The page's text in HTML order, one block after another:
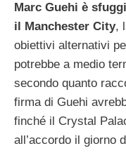
Marc Guehi è
il Manchester City,
obiettivi alternativi
potrebbe a medio
secondo quanto
firma di Guehi
finché il Crystal
all’accordo il giorno